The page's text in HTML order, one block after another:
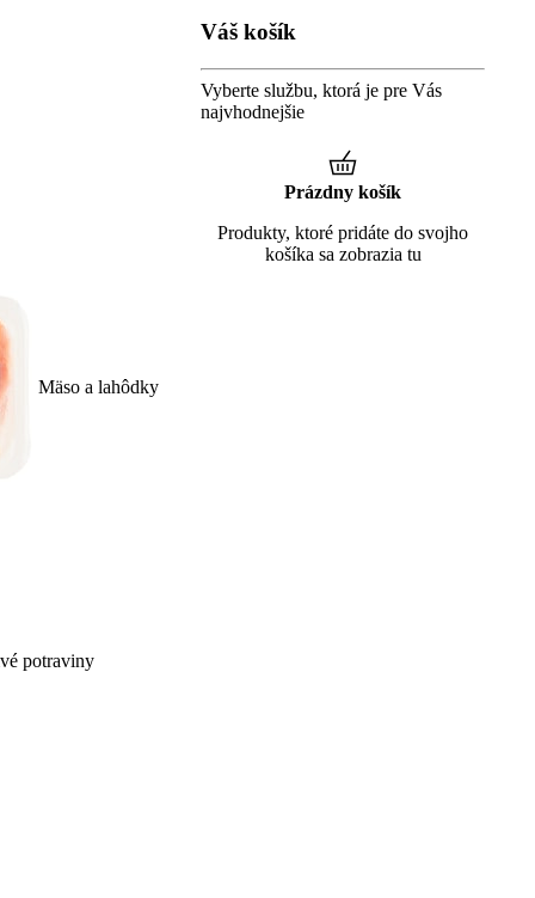
Mäso a lahôdky
potraviny
Váš košík
Vyberte službu, ktorá je pre Vás
najvhodnejšie
Prázdny košík
Produkty, ktoré pridáte do svojho
košíka sa zobrazia tu